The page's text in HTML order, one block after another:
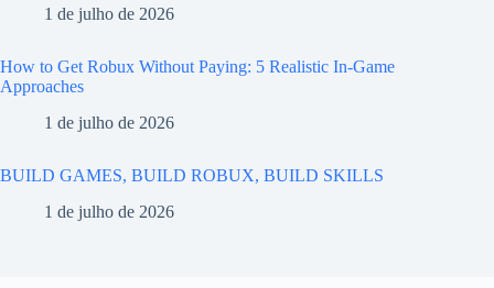
1 de julho de 2026
How to Get Robux Without Paying: 5 Realistic In-Game
Approaches
1 de julho de 2026
BUILD GAMES, BUILD ROBUX, BUILD SKILLS
1 de julho de 2026